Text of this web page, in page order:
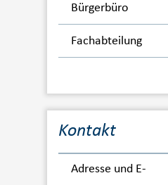
Bürgerbüro
Fachabteilung
Kontakt
Adresse und E-